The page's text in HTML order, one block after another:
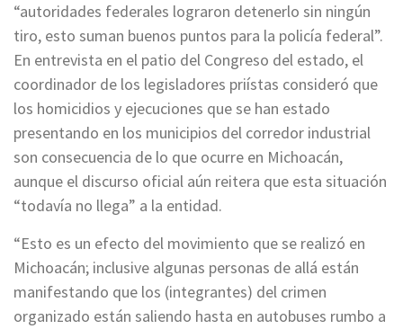
“autoridades federales lograron detenerlo sin ningún
tiro, esto suman buenos puntos para la policía federal”.
En entrevista en el patio del Congreso del estado, el
coordinador de los legisladores priístas consideró que
los homicidios y ejecuciones que se han estado
presentando en los municipios del corredor industrial
son consecuencia de lo que ocurre en Michoacán,
aunque el discurso oficial aún reitera que esta situación
“todavía no llega” a la entidad.
“Esto es un efecto del movimiento que se realizó en
Michoacán; inclusive algunas personas de allá están
manifestando que los (integrantes) del crimen
organizado están saliendo hasta en autobuses rumbo a